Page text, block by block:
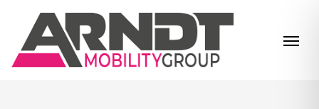
Zum Inhalt springen